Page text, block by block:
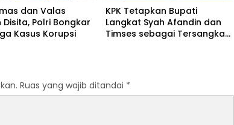
dan Valas
Disita, Polri Bongkar
Kasus Korupsi
KPK Tetapkan Bupati
Langkat Syah Afandin dan
Timses sebagai Tersangka
Ruas yang wajib ditandai *